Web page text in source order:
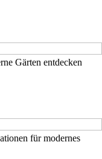
Gärten entdecken
für modernes